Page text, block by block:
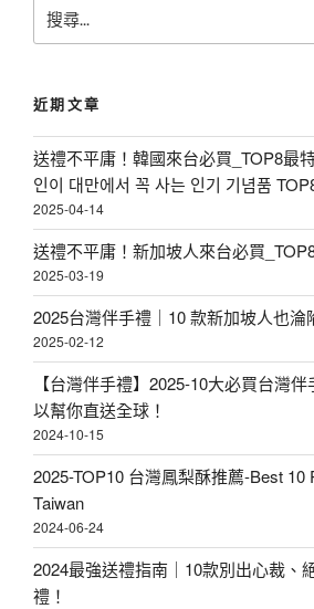
尋
字
:
近期文章
送禮不平庸！韓國來台必買_TOP8最
인이 대만에서 꼭 사는 인기 기념품
2025-04-14
送禮不平庸！新加坡人來台必買
2025-03-19
2025台灣伴手禮｜10 款新加坡人也淪
2025-02-12
【台灣伴手禮】2025-10大必買台灣
以幫你直送全球！
2024-10-15
2025-TOP10 台灣鳳梨酥推薦-Best 10
Taiwan
2024-06-24
2024最強送禮指南｜10款別出心裁、
禮！